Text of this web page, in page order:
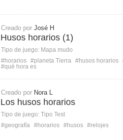
Creado por José H
Husos horarios (1)
Tipo de juego: Mapa mudo
#horarios #planeta Tierra #husos horarios
#qué hora es
Creado por Nora L
Los husos horarios
Tipo de juego: Tipo Test
#geografía #horarios #husos #relojes